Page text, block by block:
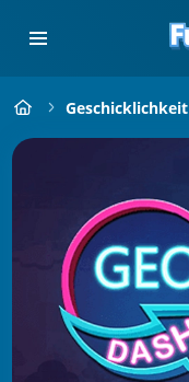
Geschicklichkeit